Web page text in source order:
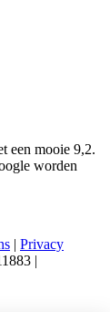
een mooie 9,2.
worden
| Privacy
|